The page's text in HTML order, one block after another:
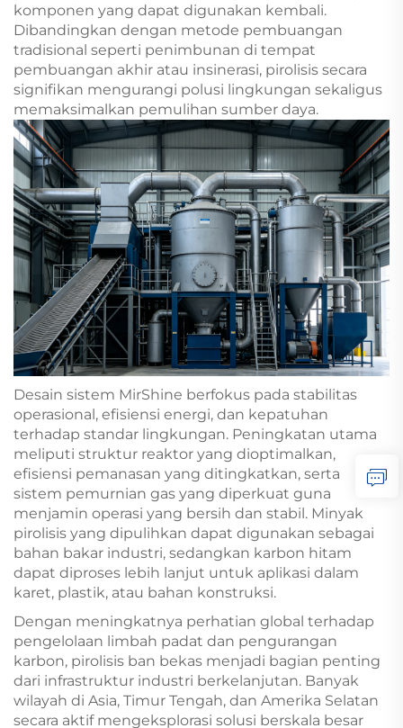
komponen yang dapat digunakan kembali.
Dibandingkan dengan metode pembuangan
tradisional seperti penimbunan di tempat
pembuangan akhir atau insinerasi, pirolisis secara
signifikan mengurangi polusi lingkungan sekaligus
memaksimalkan pemulihan sumber daya.
Desain sistem MirShine berfokus pada stabilitas
operasional, efisiensi energi, dan kepatuhan
terhadap standar lingkungan. Peningkatan utama
meliputi struktur reaktor yang dioptimalkan,
efisiensi pemanasan yang ditingkatkan, serta
sistem pemurnian gas yang diperkuat guna
menjamin operasi yang bersih dan stabil. Minyak
pirolisis yang dipulihkan dapat digunakan sebagai
bahan bakar industri, sedangkan karbon hitam
dapat diproses lebih lanjut untuk aplikasi dalam
karet, plastik, atau bahan konstruksi.
Dengan meningkatnya perhatian global terhadap
pengelolaan limbah padat dan pengurangan
karbon, pirolisis ban bekas menjadi bagian penting
dari infrastruktur industri berkelanjutan. Banyak
wilayah di Asia, Timur Tengah, dan Amerika Selatan
secara aktif mengeksplorasi solusi berskala besar